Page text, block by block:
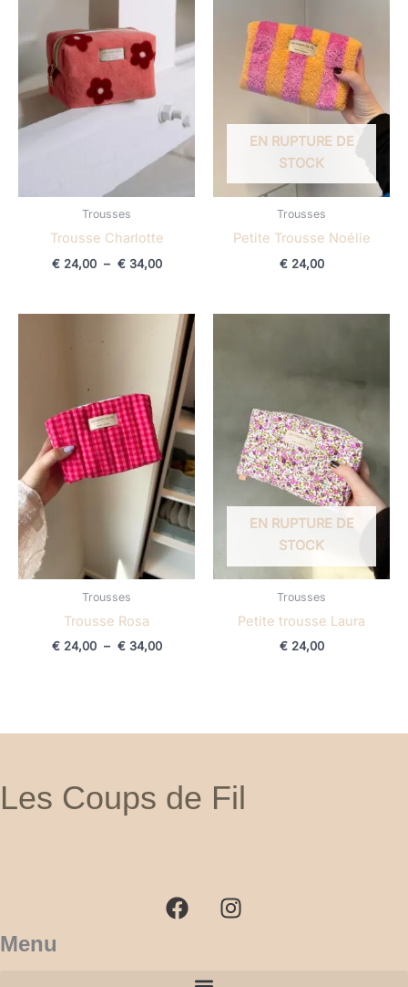
Trousses
Trousse Charlotte
€24,00 – €34,00
EN RUPTURE DE
STOCK
Trousses
Petite Trousse Noélie
€24,00
Trousses
Trousse Rosa
€24,00 – €34,00
Plage
de
prix :
€ 24,00
€ 34,00
EN RUPTURE DE
STOCK
Trousses
Petite trousse Laura
€24,00
Les Coups de Fil
c
e
s
t
Menu